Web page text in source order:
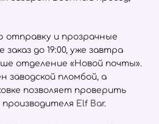
и прозрачные
до 19:00, уже завтра
отделение «Новой почты».
заводской пломбой, а
позволяет проверить
Elf Bar.